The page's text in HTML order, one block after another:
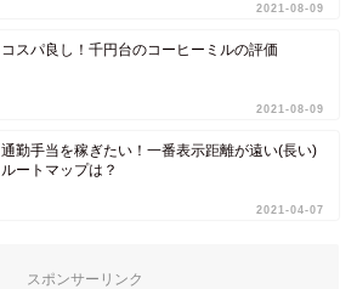
2021-08-09
コスパ良し！千円台のコーヒーミルの評価
2021-08-09
通勤手当を稼ぎたい！一番表示距離が遠い(長い)
ルートマップは？
2021-04-07
スポンサーリンク